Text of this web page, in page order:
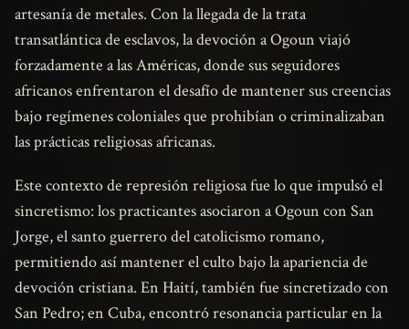
artesanía de metales. Con la llegada de la trata
transatlántica de esclavos, la devoción a Ogoun viajó
forzadamente a las Américas, donde sus seguidores
africanos enfrentaron el desafío de mantener sus creencias
bajo regímenes coloniales que prohibían o criminalizaban
las prácticas religiosas africanas.
Este contexto de represión religiosa fue lo que impulsó el
sincretismo: los practicantes asociaron a Ogoun con San
Jorge, el santo guerrero del catolicismo romano,
permitiendo así mantener el culto bajo la apariencia de
devoción cristiana. En Haití, también fue sincretizado con
San Pedro; en Cuba, encontró resonancia particular en la